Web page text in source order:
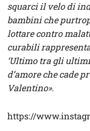
squarci il velo di
bambini che
lottare contro
curabili
‘Ultimo tra gli
d’amore che cade
Valentino».
https://